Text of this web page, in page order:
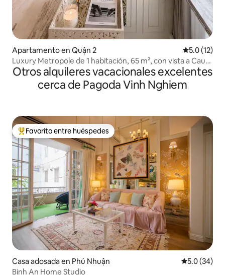
Apartamento en Quận 2 Calificación
5.0 (12)
Luxury Metropole de 1 habitación, 65 m², con vista a Cau
Ba Son
Otros alquileres vacacionales excelentes
cerca de Pagoda Vinh Nghiem
Favorito entre huéspedes preferido
Favorito entre huéspedes
Casa adosada en Phú Nhuận Calificación
5.0 (34)
Binh An Home Studio